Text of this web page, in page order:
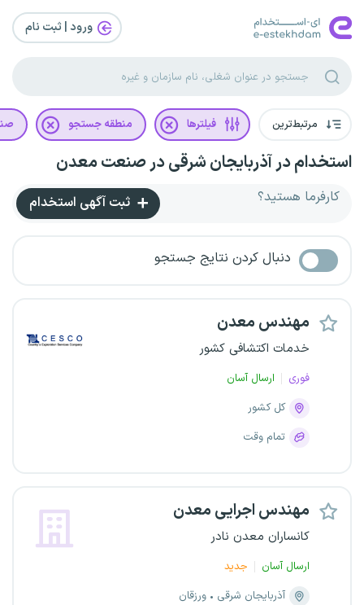
ورود | ثبت‌ نام
مرتبط‌ترین فیلترها منطقه جستجو
استخدام در آذربایجان شرقی در صنعت معدن
کارفرما هستید؟ ثبت آگهی استخدام
دنبال کردن نتایج جستجو
مهندس معدن
خدمات اکتشافی کشور
فوری
ارسال آسان
کل کشور
تمام وقت
مهندس اجرایی معدن
کانساران معدن نادر
ارسال آسان
جدید
آذربایجان شرقی
ورزقان